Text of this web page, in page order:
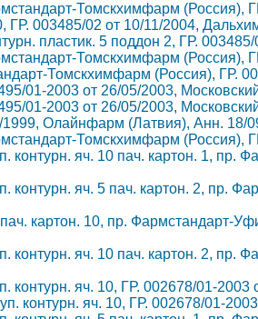
Томскхимфарм
ГР. 003485/02 от 10/11/2004,
пластик. 5 поддон 2, ГР.
Томскхимфарм
Томскхимфарм (Россия), ГР.
01-2003 от 26/05/2003,
01-2003 от 26/05/2003,
1999, Олайнфарм (Латвия), Анн. 18/
Томскхимфарм
контурн. яч. 10 пач. картон. 1, пр.
яч. 5 пач. картон. 2, пр.
картон. 10, пр. Фармстандарт-
контурн. яч. 10 пач. картон. 2, пр.
контурн. яч. 10, ГР. 002678/01-
контурн. яч. 10, ГР. 002678/01-